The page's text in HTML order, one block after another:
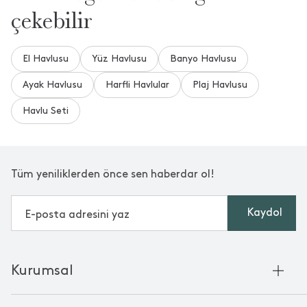
çekebilir
El Havlusu Yüz Havlusu Banyo Havlusu
Ayak Havlusu Harfli Havlular Plaj Havlusu
Havlu Seti
Tüm yeniliklerden önce sen haberdar ol!
Kaydol
Kurumsal